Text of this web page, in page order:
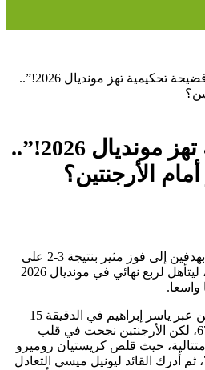
“فضيحة تحكيمية تهز مونديال 2026!”..
“فضيحة تحكيمية تهز مونديال 2026!”..
الأرجنتين؟
قلب منتخب الأرجنتين تأخره بهدفين إلى فوز مثير بنتيجة 3-2 على
نظيره المصري مساء الثلاثاء، ليتأهل لربع نهائي في مونديال 2026
واسعا.
وتقدم الفراعنة بهدفين نظيفين عبر ياسر إبراهيم في الدقيقة 15
ومصطفى زيكو في الدقيقة 67، لكن الأرجنتين نجحت في قلب
متتالية، حيث قلص كريستيان روميرو
الفارق برأسية في الدقيقة 79، ثم أدرك القائد ليونيل ميسي التعادل